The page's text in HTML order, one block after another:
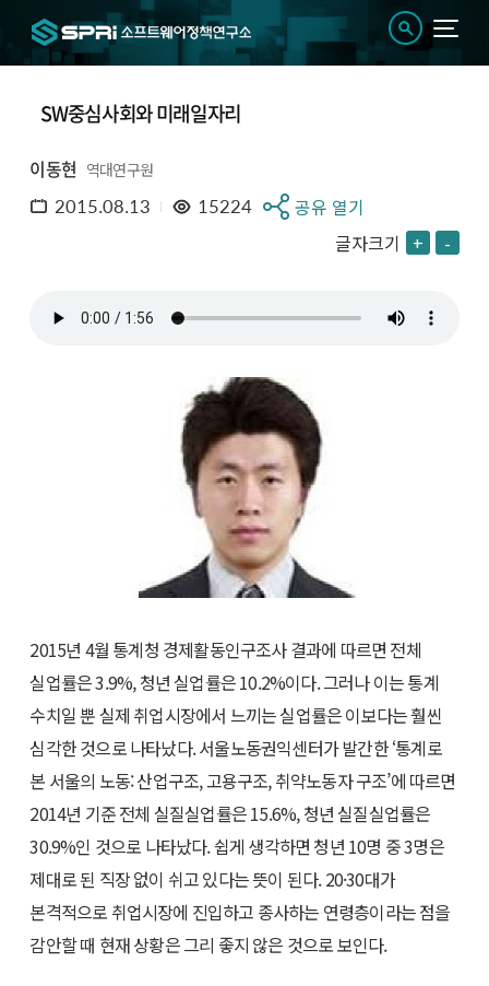
SW중심사회와 미래일자리
이동현 역대연구원
2015.08.13 15224
공유 열기
글자크기 + -
2015년 4월 통계청 경제활동인구조사 결과에 따르면 전체
실업률은 3.9%, 청년 실업률은 10.2%이다. 그러나 이는 통계
수치일 뿐 실제 취업시장에서 느끼는 실업률은 이보다는 훨씬
심각한 것으로 나타났다. 서울노동권익센터가 발간한 ‘통계로
본 서울의 노동: 산업구조, 고용구조, 취약노동자 구조’에 따르면
2014년 기준 전체 실질실업률은 15.6%, 청년 실질실업률은
30.9%인 것으로 나타났다. 쉽게 생각하면 청년 10명 중 3명은
제대로 된 직장 없이 쉬고 있다는 뜻이 된다. 20·30대가
본격적으로 취업시장에 진입하고 종사하는 연령층이라는 점을
감안할 때 현재 상황은 그리 좋지 않은 것으로 보인다.